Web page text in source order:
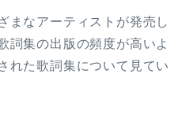
まなアーティストが発売し
詞集の出版の頻度が高いよ
れた歌詞集について見てい